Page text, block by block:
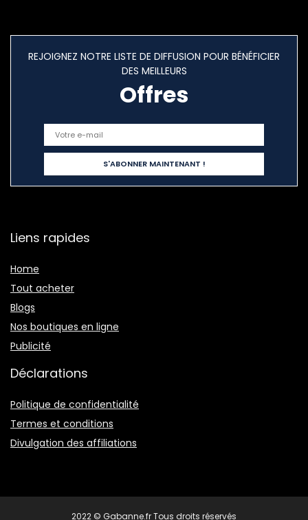
REJOIGNEZ NOTRE LISTE DE DIFFUSION POUR BÉNÉFICIER
DES MEILLEURS
Offres
Liens rapides
Home
Tout acheter
Blogs
Nos boutiques en ligne
Publicité
Déclarations
Politique de confidentialité
Termes et conditions
Divulgation des affiliations
2022 © Gabanne.fr Tous droits réservés